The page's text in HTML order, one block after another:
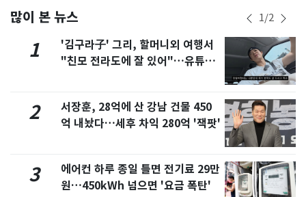
많이 본 뉴스 1/2
1
'김구라子' 그리, 할머니외 여행서
"친모 전라도에 잘 있어"…유튜브
2
서장훈, 28억에 산 강남 건물 450
억 내놨다…세후 차익 280억 '잭팟'
3
에어컨 하루 종일 틀면 전기료 29만
원…450kWh 넘으면 '요금 폭탄'